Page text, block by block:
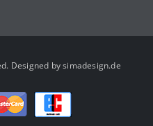
Designed by simadesign.de